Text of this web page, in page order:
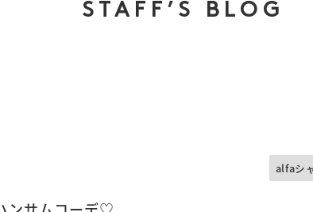
STAFF’S BLOG
alfaシ